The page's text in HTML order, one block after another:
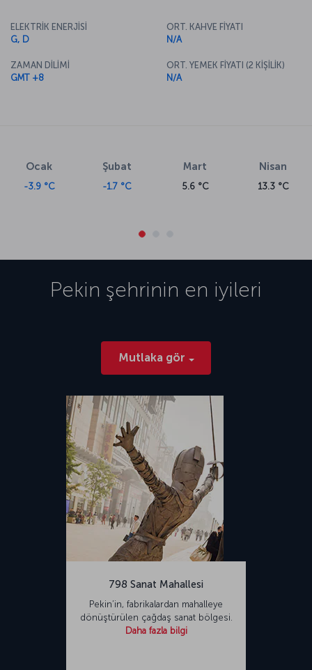
ELEKTRİK ENERJİSİ
G, D
ZAMAN DİLİMİ
GMT +8
ORT. KAHVE FİYATI
N/A
ORT. YEMEK FİYATI (2 KİŞİLİK)
N/A
Ocak
-3.9 °C
Şubat
-1.7 °C
Mart
5.6 °C
Nisan
13.3 °C
Pekin şehrinin en iyileri
Mutlaka gör
798 Sanat Mahallesi
Pekin’in, fabrikalardan mahalleye
dönüştürülen çağdaş sanat bölgesi.
Daha fazla bilgi